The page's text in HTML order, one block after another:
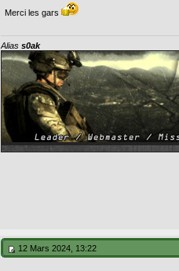
Merci les gars
Alias s0ak
12 Mars 2024, 13:22